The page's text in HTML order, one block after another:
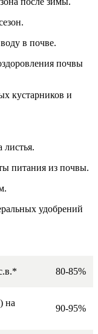
в почве.
почвы
кустарников и
листья.
питания из почвы.
удобрений
80-85%
на
90-95%